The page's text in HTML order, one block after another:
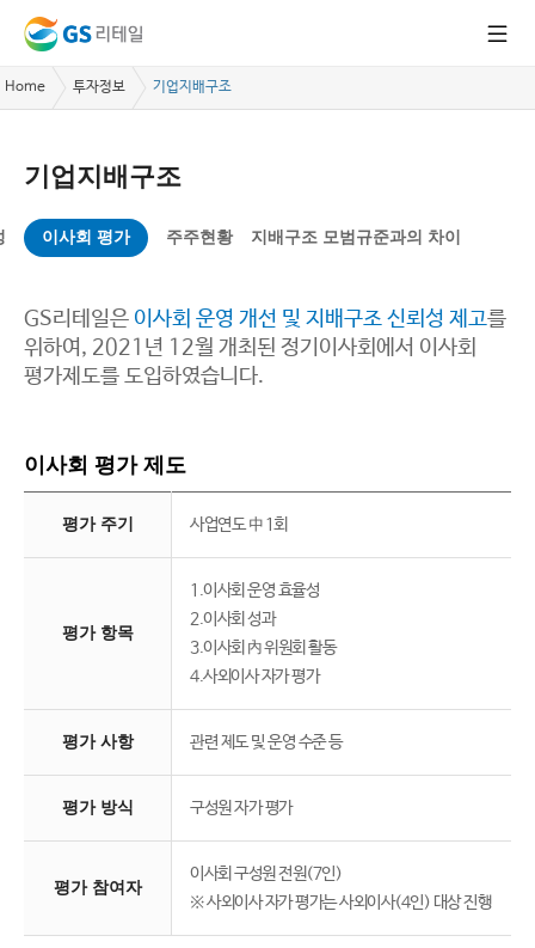
Home 투자정보 기업지배구조
기업지배구조
이사회 평가 주주현황 지배구조 모범규준과의 차이
GS리테일은 이사회 운영 개선 및 지배구조 신뢰성 제고를
위하여, 2021년 12월 개최된 정기이사회에서 이사회
평가제도를 도입하였습니다.
이사회 평가 제도
평가 주기 사업연도 中 1회
평가 항목
1.이사회 운영 효율성
2.이사회 성과
3.이사회 內 위원회 활동
4.사외이사 자가 평가
평가 사항 관련 제도 및 운영 수준 등
평가 방식 구성원 자가 평가
평가 참여자
이사회 구성원 전원(7인)
※ 사외이사 자가 평가는 사외이사(4인) 대상 진행